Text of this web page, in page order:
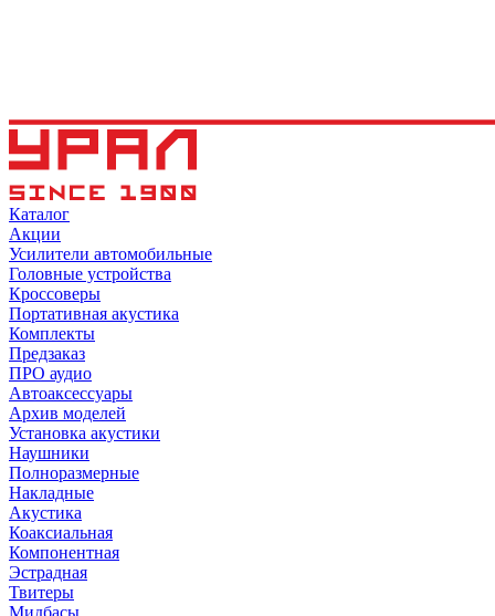
Каталог
Акции
Усилители автомобильные
Головные устройства
Кроссоверы
Портативная акустика
Комплекты
Предзаказ
ПРО аудио
Автоаксессуары
Архив моделей
Установка акустики
Наушники
Полноразмерные
Накладные
Акустика
Коаксиальная
Компонентная
Эстрадная
Твитеры
Мидбасы